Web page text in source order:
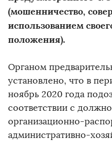
(мошенничество,
использованием
положения).
Органом
установлено, что в
ноябрь 2020 года
соответствии с
организационно-
административно-